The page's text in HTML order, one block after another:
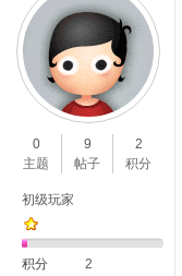
0
主题
9
帖子
2
积分
初级玩家
积分 2